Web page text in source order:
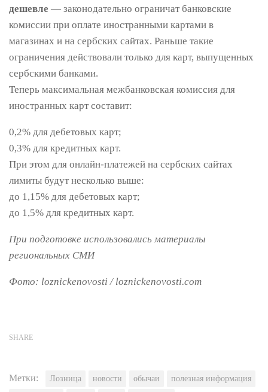
дешевле — законодательно ограничат банковские
комиссии при оплате иностранными картами в
магазинах и на сербских сайтах. Раньше такие
ограничения действовали только для карт, выпущенных
сербскими банками.
Теперь максимальная межбанковская комиссия для
иностранных карт составит:
0,2% для дебетовых карт;
0,3% для кредитных карт.
При этом для онлайн-платежей на сербских сайтах
лимиты будут несколько выше:
до 1,15% для дебетовых карт;
до 1,5% для кредитных карт.
При подготовке использовались материалы
региональных СМИ
Фото: loznickenovosti / loznickenovosti.com
SHARE
Метки: Лозница новости обычаи полезная информация